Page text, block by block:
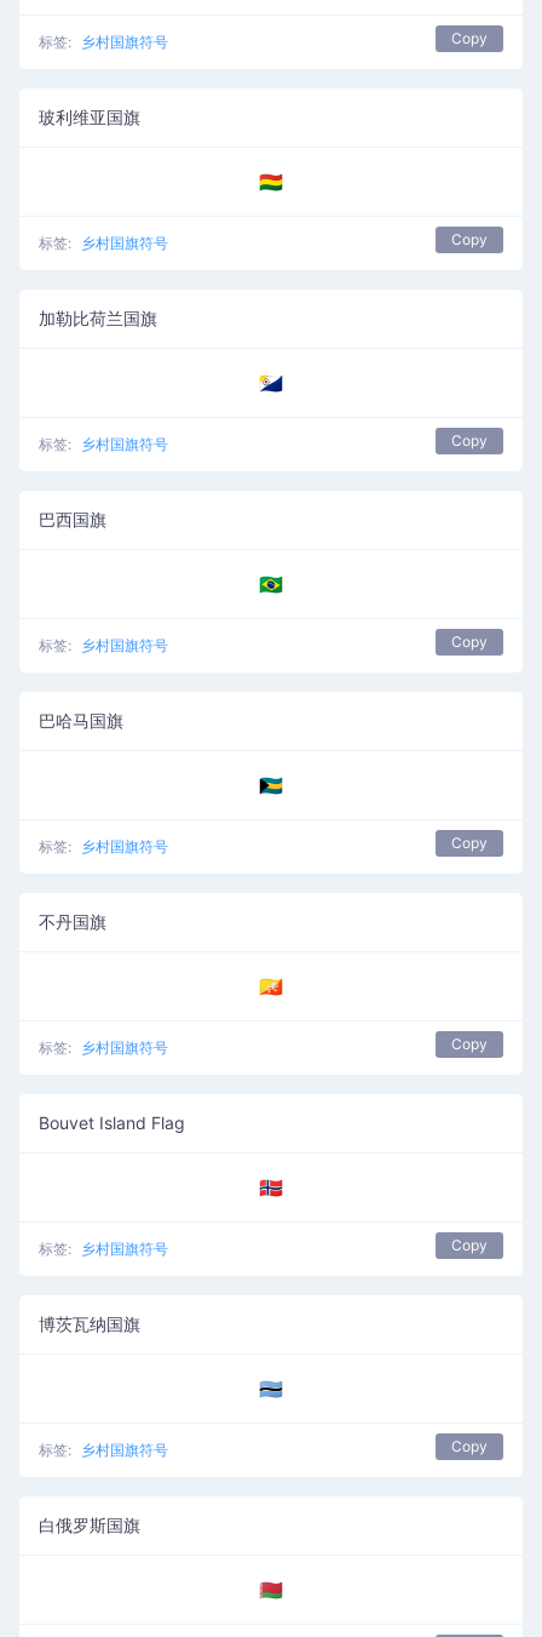
标签: 乡村国旗符号 Copy
玻利维亚国旗
🇧🇴
标签: 乡村国旗符号 Copy
加勒比荷兰国旗
🇧🇶
标签: 乡村国旗符号 Copy
巴西国旗
🇧🇷
标签: 乡村国旗符号 Copy
巴哈马国旗
🇧🇸
标签: 乡村国旗符号 Copy
不丹国旗
🇧🇹
标签: 乡村国旗符号 Copy
Bouvet Island Flag
🇧🇻
标签: 乡村国旗符号 Copy
博茨瓦纳国旗
🇧🇼
标签: 乡村国旗符号 Copy
白俄罗斯国旗
🇧🇾